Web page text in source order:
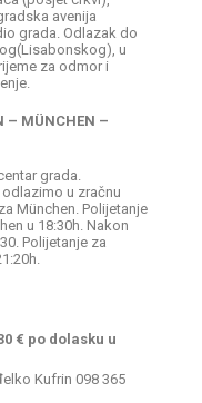
avenija
grada. Odlazak do
u
za odmor i
– MÜNCHEN –
grada.
u zračnu
München. Polijetanje
u 18:30h. Nakon
Polijetanje za
€ po dolasku u
Kufrin 098 365